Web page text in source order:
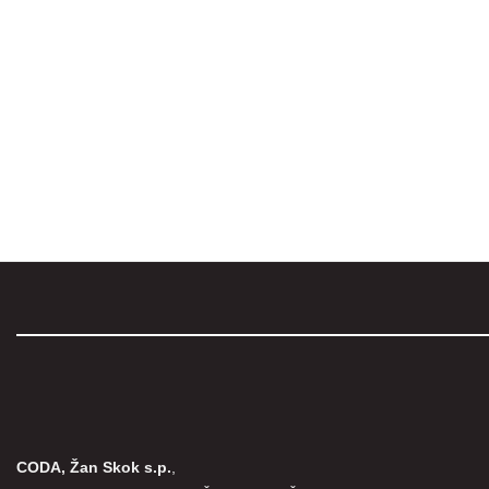
CODA, Žan Skok s.p.